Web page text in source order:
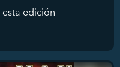
edición